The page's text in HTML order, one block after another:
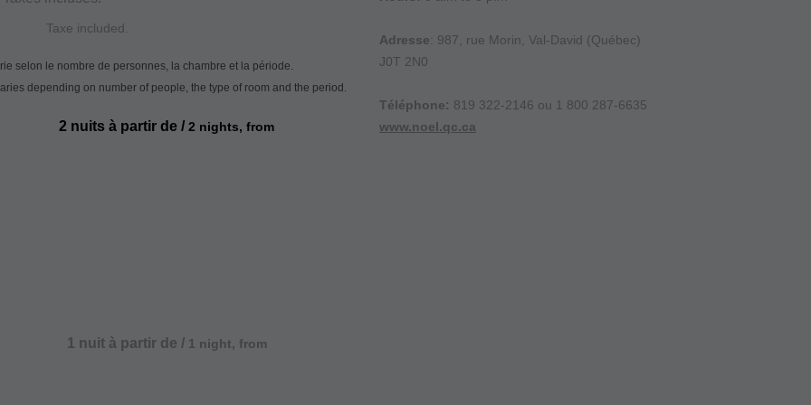
included.
selon le nombre de personnes, la chambre et la période.
depending on number of people, the type of room and the period.
2 nuits à partir de / 2 nights, from
1 nuit à partir de / 1 night, from
Adresse: 987, rue Morin, Val-David (Québec)
J0T 2N0
Téléphone: 819 322-2146 ou 1 800 287-6635
www.noel.qc.ca